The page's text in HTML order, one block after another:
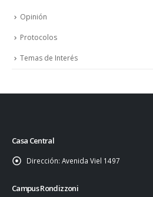
Opinión
Protocolos
Temas de Interés
Casa Central
Dirección: Avenida Viel 1497
Campus Rondizzoni